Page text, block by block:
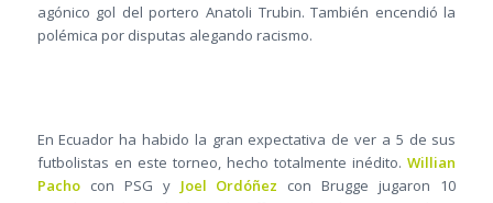
agónico gol del portero Anatoli Trubin. También encendió la
polémica por disputas alegando racismo.
En Ecuador ha habido la gran expectativa de ver a 5 de sus
futbolistas en este torneo, hecho totalmente inédito.Willian
Pachocon PSG y Joel Ordóñez con Brugge jugaron 10